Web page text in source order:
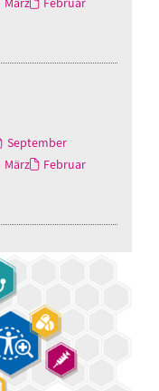
September
März
Februar